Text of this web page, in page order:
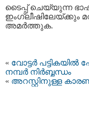
ടൈപ്പ്‌ ചെയ്യുന്ന
ഇംഗ്ലീഷിലേയ്ക്കും
അമര്‍ത്തുക.
« വോട്ടർ
നമ്പർ നിർബ്ബന്ധം
« അറസ്റ്റിനുള്ള